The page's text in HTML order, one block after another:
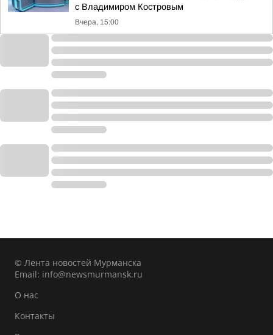
с Владимиром Костровым
Вчера, 15:00
© Лента новостей Мурманска
Email: info@newsmurmansk.ru
О нас
Контакты